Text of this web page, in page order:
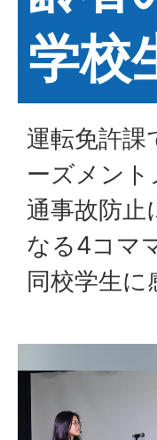
学校
運転免許課
ーズメン
通事故防止
なる4コマ
同校学生